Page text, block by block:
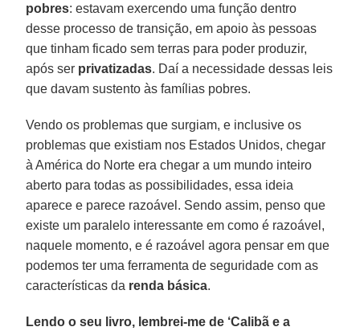
pobres: estavam exercendo uma função dentro
desse processo de transição, em apoio às pessoas
que tinham ficado sem terras para poder produzir,
após ser privatizadas. Daí a necessidade dessas leis
que davam sustento às famílias pobres.
Vendo os problemas que surgiam, e inclusive os
problemas que existiam nos Estados Unidos, chegar
à América do Norte era chegar a um mundo inteiro
aberto para todas as possibilidades, essa ideia
aparece e parece razoável. Sendo assim, penso que
existe um paralelo interessante em como é razoável,
naquele momento, e é razoável agora pensar em que
podemos ter uma ferramenta de seguridade com as
características da renda básica.
Lendo o seu livro, lembrei-me de ‘Calibã e a